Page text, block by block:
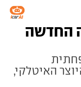
החדשה
האיטלקי,